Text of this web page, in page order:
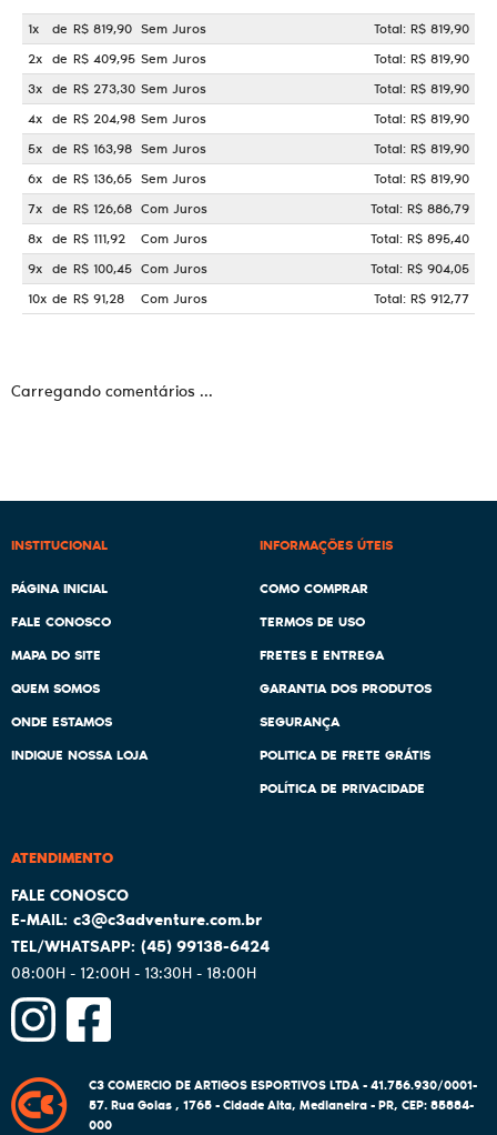
1x de R$ 819,90 Sem Juros
Total: R$ 819,90
2x de R$ 409,95 Sem Juros
Total: R$ 819,90
3x de R$ 273,30 Sem Juros
Total: R$ 819,90
4x de R$ 204,98 Sem Juros
Total: R$ 819,90
5x de R$ 163,98 Sem Juros
Total: R$ 819,90
6x de R$ 136,65 Sem Juros
Total: R$ 819,90
7x de R$ 126,68 Com Juros
Total: R$ 886,79
8x de R$ 111,92 Com Juros
Total: R$ 895,40
9x de R$ 100,45 Com Juros
Total: R$ 904,05
10x de R$ 91,28 Com Juros Total: R$ 912,77
Carregando comentários ...
INSTITUCIONAL
PÁGINA INICIAL
FALE CONOSCO
MAPA DO SITE
QUEM SOMOS
ONDE ESTAMOS
INDIQUE NOSSA LOJA
INFORMAÇÕES ÚTEIS
COMO COMPRAR
TERMOS DE USO
FRETES E ENTREGA
GARANTIA DOS PRODUTOS
SEGURANÇA
POLITICA DE FRETE GRÁTIS
POLÍTICA DE PRIVACIDADE
ATENDIMENTO
(45)99138-6424
08:00H - 12:00H - 13:30H - 18:00H
c3@c3adventure.com.br
C3 COMERCIO DE ARTIGOS ESPORTIVOS LTDA - 41.756.930/0001-
57.Rua Goias , 1765-Cidade Alta, Medianeira-PR, CEP: 85884-
000